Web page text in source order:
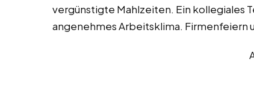
vergünstigte Mahlzeiten. Ein kollegiales
angenehmes Arbeitsklima. Firmenfeiern